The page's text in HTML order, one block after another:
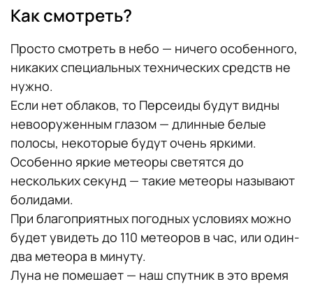
Как смотреть?
Просто смотреть в небо — ничего особенного,
никаких специальных технических средств не
нужно.
Если нет облаков, то Персеиды будут видны
невооруженным глазом — длинные белые
полосы, некоторые будут очень яркими.
Особенно яркие метеоры светятся до
нескольких секунд — такие метеоры называют
болидами.
При благоприятных погодных условиях можно
будет увидеть до 110 метеоров в час, или один-
два метеора в минуту.
Луна не помешает — наш спутник в это время